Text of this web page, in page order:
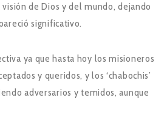
de Dios y del mundo, dejando
significativo.
ya que hasta hoy los misioneros
y queridos, y los ‘chabochis’
adversarios y temidos, aunque